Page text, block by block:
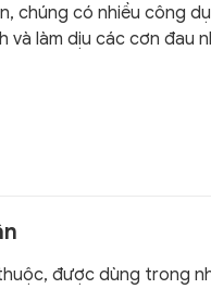
chúng có nhiều công
làm dịu các cơn đau
được dùng trong